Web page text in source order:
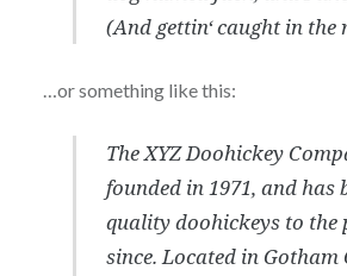
(And gettin‘ caught in the
…or something like this:
The XYZ Doohickey
founded in 1971, and has
quality doohickeys to the
since. Located in Gotham